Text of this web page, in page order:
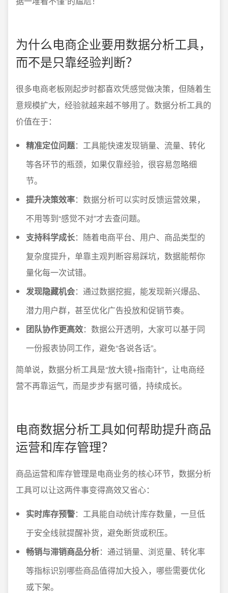
为什么电商企业要用数据分析工具，
而不是只靠经验判断？
很多电商老板刚起步时都喜欢凭感觉做决策，但随着生
意规模扩大，经验就越来越不够用了。数据分析工具的
价值在于：
精准定位问题：工具能快速发现销量、流量、转化
等各环节的瓶颈，如果仅靠经验，很容易忽略细
节。
提升决策效率：数据分析可以实时反馈运营效果，
不用等到“感觉不对”才去查问题。
支持科学成长：随着电商平台、用户、商品类型的
复杂度提升，单靠主观判断容易踩坑，数据能帮你
量化每一次试错。
发现隐藏机会：通过数据挖掘，能发现新兴爆品、
潜力用户群，甚至优化广告投放和促销节奏。
团队协作更高效：数据公开透明，大家可以基于同
一份报表协同工作，避免“各说各话”。
简单说，数据分析工具是“放大镜+指南针”，让电商经
营不再靠运气，而是步步有据可循，持续成长。
电商数据分析工具如何帮助提升商品
运营和库存管理？
商品运营和库存管理是电商业务的核心环节，数据分析
工具可以让这两件事变得高效又省心：
实时库存预警：工具能自动统计库存数量，一旦低
于安全线就提醒补货，避免断货或积压。
畅销与滞销商品分析：通过销量、浏览量、转化率
等指标识别哪些商品值得加大投入，哪些需要优化
或下架。